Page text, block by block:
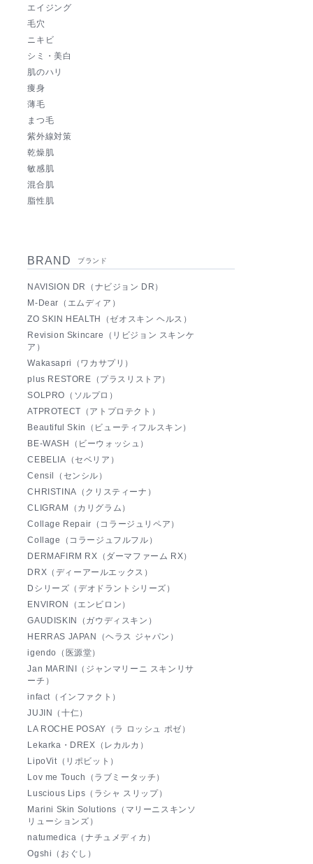
エイジング
毛穴
ニキビ
シミ・美白
肌のハリ
痩身
薄毛
まつ毛
紫外線対策
乾燥肌
敏感肌
混合肌
脂性肌
BRAND ブランド
NAVISION DR（ナビジョン DR）
M-Dear（エムディア）
ZO SKIN HEALTH（ゼオスキン ヘルス）
Revision Skincare（リビジョン スキンケ
ア）
Wakasapri（ワカサプリ）
plus RESTORE（プラスリストア）
SOLPRO（ソルプロ）
ATPROTECT（アトプロテクト）
Beautiful Skin（ビューティフルスキン）
BE-WASH（ビーウォッシュ）
CEBELIA（セベリア）
Censil（センシル）
CHRISTINA（クリスティーナ）
CLIGRAM（カリグラム）
Collage Repair（コラージュリペア）
Collage（コラージュフルフル）
DERMAFIRM RX（ダーマファーム RX）
DRX（ディーアールエックス）
Dシリーズ（デオドラントシリーズ）
ENVIRON（エンビロン）
GAUDISKIN（ガウディスキン）
HERRAS JAPAN（ヘラス ジャパン）
igendo（医源堂）
Jan MARINI（ジャンマリーニ スキンリサ
ーチ）
infact（インファクト）
JUJIN（十仁）
LA ROCHE POSAY（ラ ロッシュ ポゼ）
Lekarka・DREX（レカルカ）
LipoVit（リポビット）
Lov me Touch（ラブミータッチ）
Luscious Lips（ラシャ スリップ）
Marini Skin Solutions（マリーニスキンソ
リューションズ）
natumedica（ナチュメディカ）
Ogshi（おぐし）